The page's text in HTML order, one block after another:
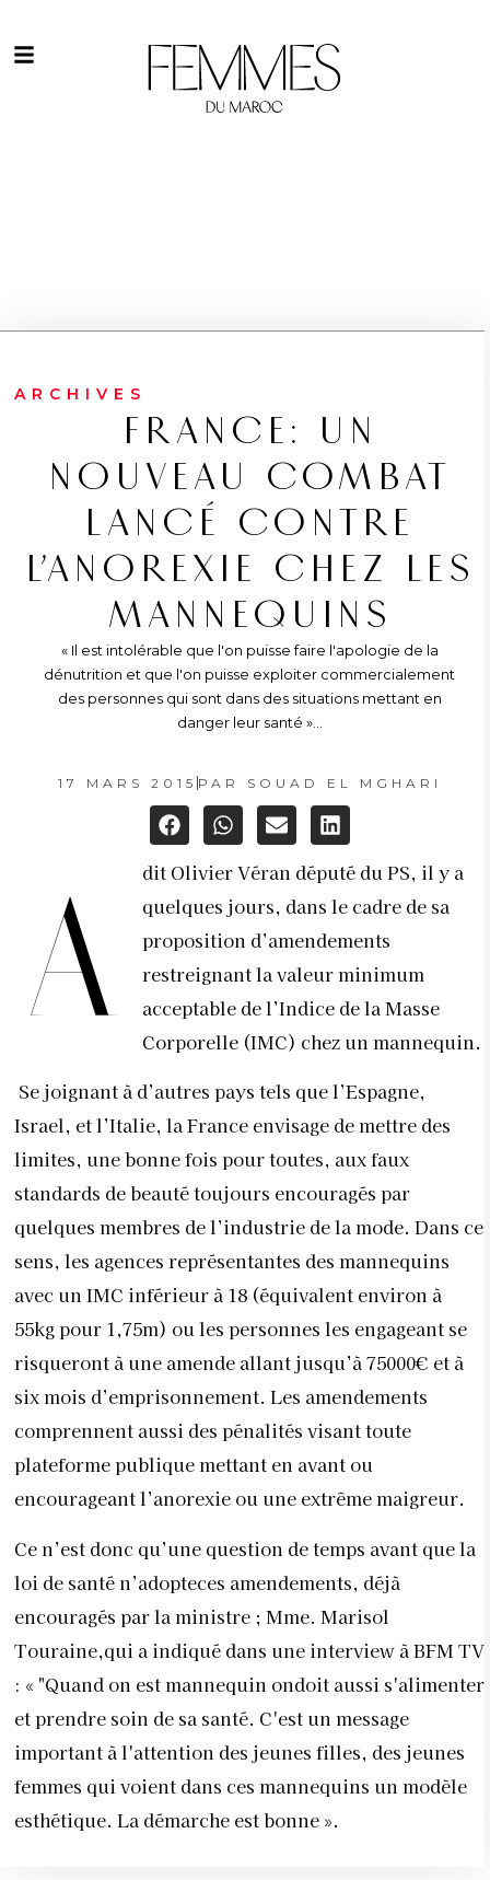
ARCHIVES
FRANCE: UN
NOUVEAU COMBAT
LANCÉ CONTRE
L’ANOREXIE CHEZ LES
MANNEQUINS
« Il est intolérable que l'on puisse faire l'apologie de la
dénutrition et que l'on puisse exploiter commercialement
des personnes qui sont dans des situations mettant en
danger leur santé »...
17 MARS 2015 PAR SOUAD EL MGHARI
A
dit Olivier Véran député du PS, il y a
quelques jours, dans le cadre de sa
proposition d’amendements
restreignant la valeur minimum
acceptable de l’Indice de la Masse
Corporelle (IMC) chez un mannequin.
Se joignant à d’autres pays tels que l’Espagne,
Israel, et l’Italie, la France envisage de mettre des
limites, une bonne fois pour toutes, aux faux
standards de beauté toujours encouragés par
quelques membres de l’industrie de la mode. Dans ce
sens, les agences représentantes des mannequins
avec un IMC inférieur à 18 (équivalent environ à
55kg pour 1,75m) ou les personnes les engageant se
risqueront à une amende allant jusqu’à 75000€ et à
six mois d’emprisonnement. Les amendements
comprennent aussi des pénalités visant toute
plateforme publique mettant en avant ou
encourageant l’anorexie ou une extrême maigreur.
Ce n’est donc qu’une question de temps avant que la
loi de santé n’adopteces amendements, déjà
encouragés par la ministre ; Mme. Marisol
Touraine,qui a indiqué dans une interview à BFM TV
: « "Quand on est mannequin ondoit aussi s'alimenter
et prendre soin de sa santé. C'est un message
important à l'attention des jeunes filles, des jeunes
femmes qui voient dans ces mannequins un modèle
esthétique. La démarche est bonne ».